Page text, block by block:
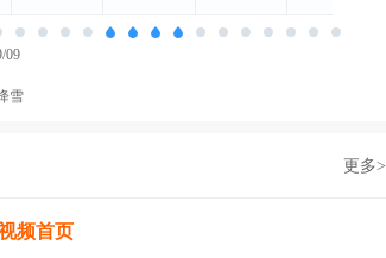
09
雪
更多>
频首页